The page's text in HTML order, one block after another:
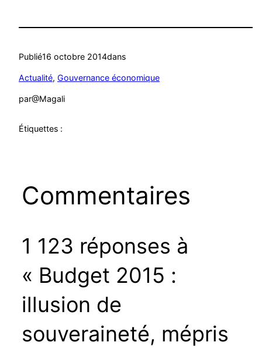
Publié16 octobre 2014dans
Actualité, Gouvernance économique
par@Magali
Étiquettes :
Commentaires
1 123 réponses à
« Budget 2015 :
illusion de
souveraineté, mépris